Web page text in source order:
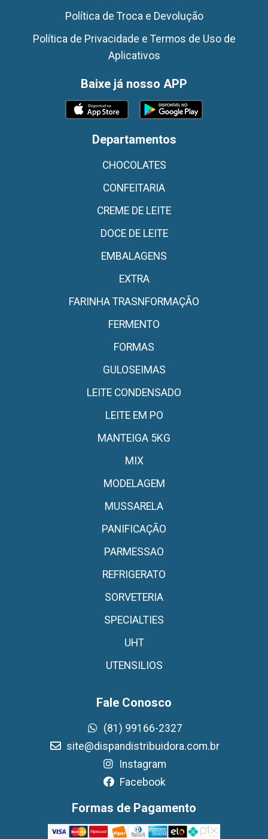
Política de Troca e Devolução
Política de Privacidade e Termos de Uso de
Aplicativos
Baixe já nosso APP
Departamentos
CHOCOLATES
CONFEITARIA
CREME DE LEITE
DOCE DE LEITE
EMBALAGENS
EXTRA
FARINHA TRASNFORMAÇÃO
FERMENTO
FORMAS
GULOSEIMAS
LEITE CONDENSADO
LEITE EM PO
MANTEIGA 5KG
MIX
MODELAGEM
MUSSARELA
PANIFICAÇÃO
PARMESSAO
REFRIGERATO
SORVETERIA
SPECIALTIES
UHT
UTENSILIOS
Fale Conosco
(81) 99166-2327
site@dispandistribuidora.com.br
Instagram
Facebook
Formas de Pagamento